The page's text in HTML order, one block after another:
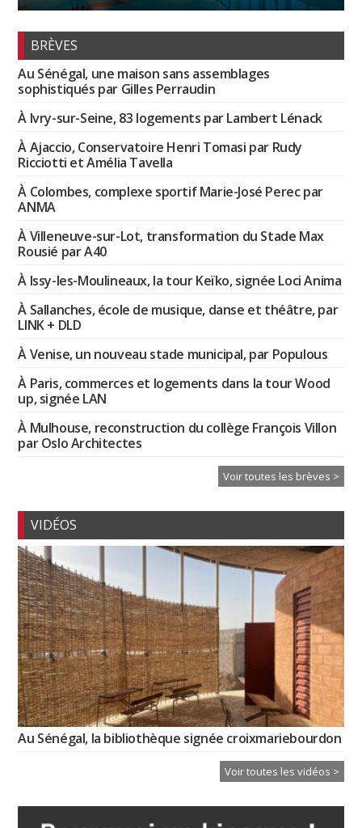
BRÈVES
Au Sénégal, une maison sans assemblages
sophistiqués par Gilles Perraudin
À Ivry-sur-Seine, 83 logements par Lambert Lénack
À Ajaccio, Conservatoire Henri Tomasi par Rudy
Ricciotti et Amélia Tavella
À Colombes, complexe sportif Marie-José Perec par
ANMA
À Villeneuve-sur-Lot, transformation du Stade Max
Rousié par A40
À Issy-les-Moulineaux, la tour Keïko, signée Loci Anima
À Sallanches, école de musique, danse et théâtre, par
LINK + DLD
À Venise, un nouveau stade municipal, par Populous
À Paris, commerces et logements dans la tour Wood
up, signée LAN
À Mulhouse, reconstruction du collège François Villon
par Oslo Architectes
Voir toutes les brèves >
VIDÉOS
Au Sénégal, la bibliothèque signée croixmariebourdon
Voir toutes les vidéos >